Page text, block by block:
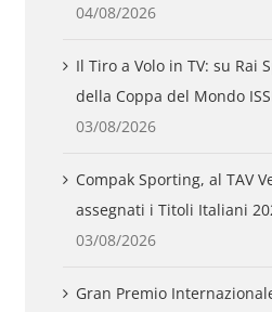
04/08/2026
Il Tiro a Volo in TV: su Rai
della Coppa del Mondo
03/08/2026
Compak Sporting, al TAV
assegnati i Titoli Italiani
03/08/2026
Gran Premio